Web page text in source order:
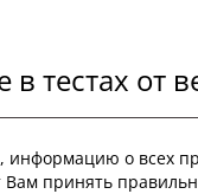
тестах от
информацию о всех
принять